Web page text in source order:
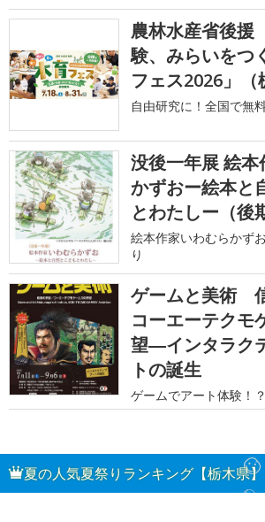
農林水産省後
験、みらいをつ
フェス2026」（
自由研究に！全国で無
没後一年展 絵本
かずおー絵本と
とわたしー（後
絵本作家いわむらかず
り
ゲームと美術
コーエーテクモ
望―インタラク
トの誕生
ゲームでアート体験！？
夏の人気夏祭りランキング【栃木県】